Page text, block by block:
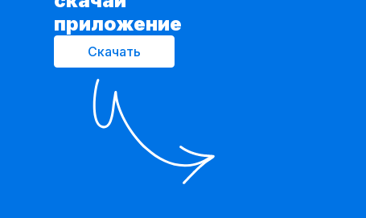
приложение
Скачать